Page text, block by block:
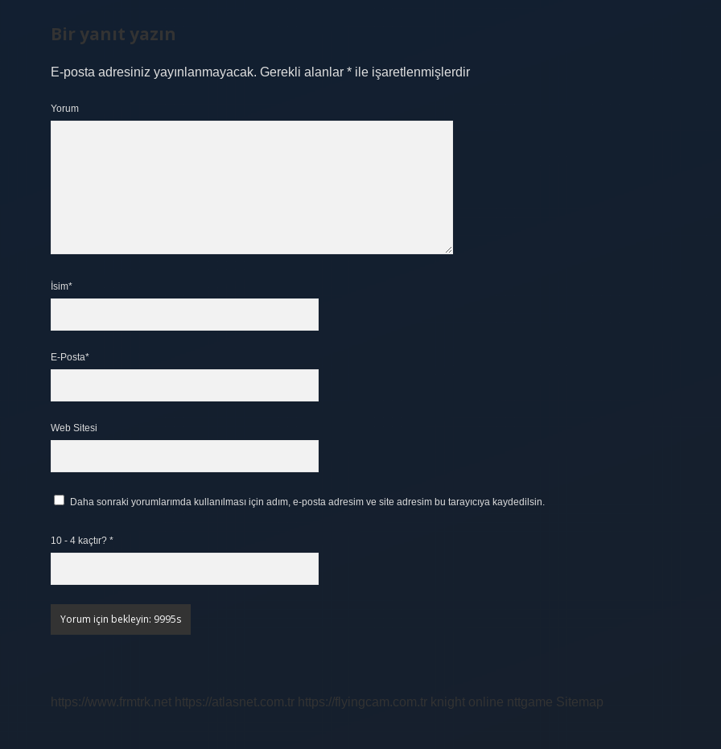
Bir yanıt yazın
E-posta adresiniz yayınlanmayacak. Gerekli alanlar * ile işaretlenmişlerdir
Yorum
İsim*
E-Posta*
Web Sitesi
Daha sonraki yorumlarımda kullanılması için adım, e-posta adresim ve site adresim bu tarayıcıya kaydedilsin.
10 - 4 kaçtır? *
https://www.frmtrk.net https://atlasnet.com.tr https://flyingcam.com.tr knight online nttgame Sitemap